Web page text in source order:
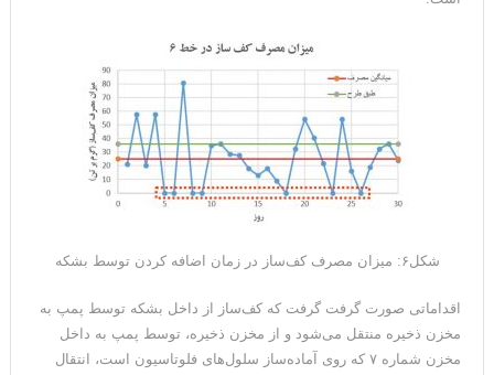
شکل۶: میزان مصرف کف‌ساز در زمان اضافه کردن توسط بشکه
اقداماتی صورت گرفت گرفت که کف‌ساز از داخل بشکه توسط پمپ به
مخزن ذخیره منتقل می‌شود و از مخزن ذخیره، توسط پمپ به داخل
مخزن شماره ۷ که روی آماده‌ساز سلول‌های فلوتاسیون است، انتقال